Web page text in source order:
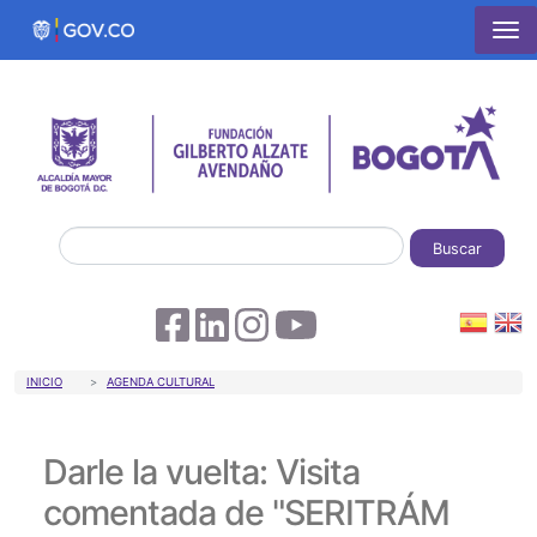
Pasar al contenido principal
Buscar
Sobrescribir enlaces de ayuda a la
INICIO AGENDA CULTURAL
Darle la vuelta: Visita
comentada de "SERITRÁM